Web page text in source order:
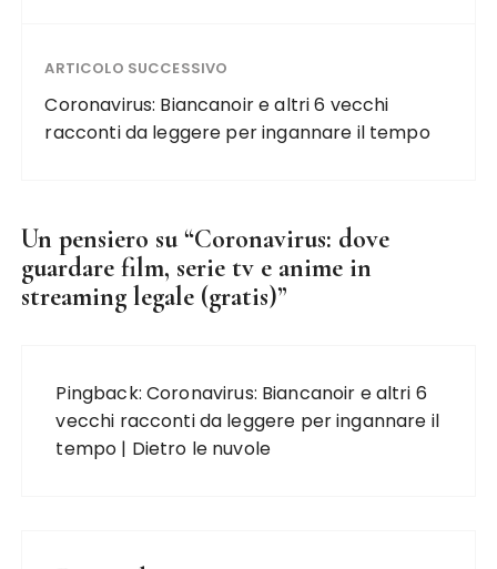
ARTICOLO SUCCESSIVO
Coronavirus: Biancanoir e altri 6 vecchi
racconti da leggere per ingannare il tempo
Un pensiero su “Coronavirus: dove
guardare film, serie tv e anime in
streaming legale (gratis)”
Pingback: Coronavirus: Biancanoir e altri 6
vecchi racconti da leggere per ingannare il
tempo | Dietro le nuvole